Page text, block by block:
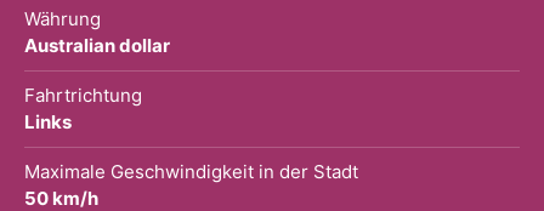
Währung
Australian dollar
Fahrtrichtung
Links
Maximale Geschwindigkeit in der Stadt
50 km/h